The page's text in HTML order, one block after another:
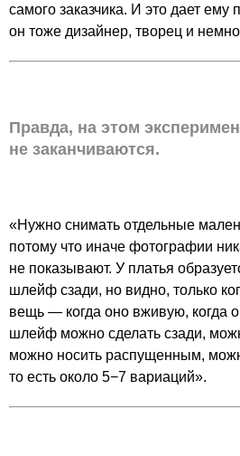
самого заказчика. И это дает ему
он тоже дизайнер, творец и
Правда, на этом
не заканчиваются.
«Нужно снимать отдельные
потому что иначе фотографии
не показывают. У платья
шлейф сзади, но видно, только
вещь — когда оно вживую, когда
шлейф можно сделать сзади,
можно носить распущенным,
то есть около 5−7 вариаций».